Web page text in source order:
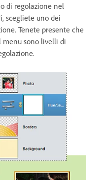
di regolazione nel
scegliete uno dei
Tenete presente che
sono livelli di